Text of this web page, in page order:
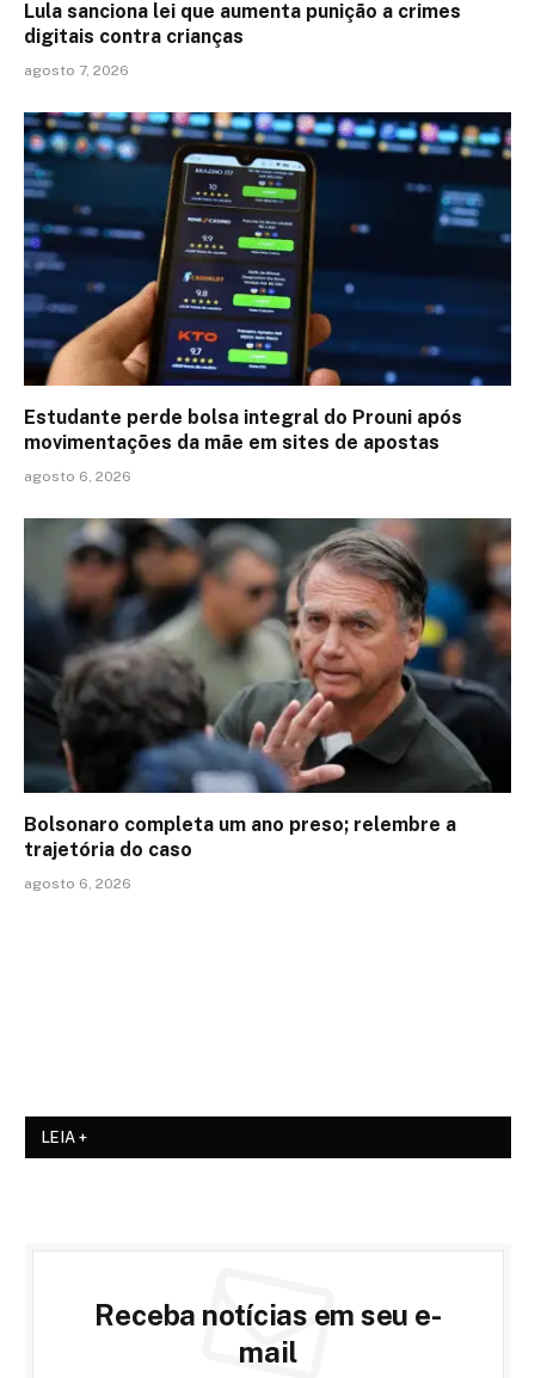
Lula sanciona lei que aumenta punição a crimes
digitais contra crianças
agosto 7, 2026
Estudante perde bolsa integral do Prouni após
movimentações da mãe em sites de apostas
agosto 6, 2026
Bolsonaro completa um ano preso; relembre a
trajetória do caso
agosto 6, 2026
LEIA +
Receba notícias em seu e-
mail